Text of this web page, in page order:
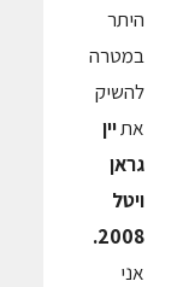
היתר
במטרה
להשיק
אתיין
גראן
ויטל
2008.
אני